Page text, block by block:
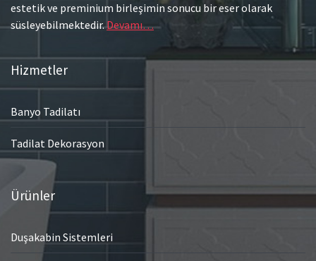
estetik ve preminium birleşimin sonucu bir eser olarak
süsleyebilmektedir.Devamı…
Hizmetler
Banyo Tadilatı
Tadilat Dekorasyon
Ürünler
Duşakabin Sistemleri